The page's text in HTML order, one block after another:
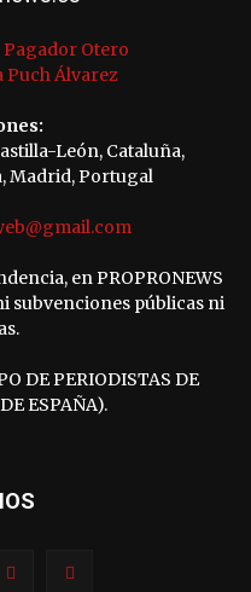
Pagador Otero
Puch Álvarez
León, Cataluña,
Madrid, Portugal
en PROPRONEWS
subvenciones públicas ni
DE PERIODISTAS DE
ESPAÑA).